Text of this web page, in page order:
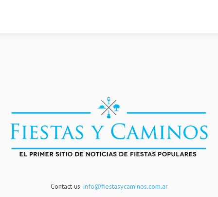
Contact us: info@fiestasycaminos.com.ar